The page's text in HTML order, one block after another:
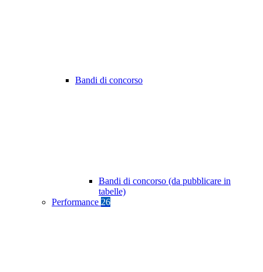
Bandi di concorso
Bandi di concorso (da pubblicare in
tabelle)
Performance 26